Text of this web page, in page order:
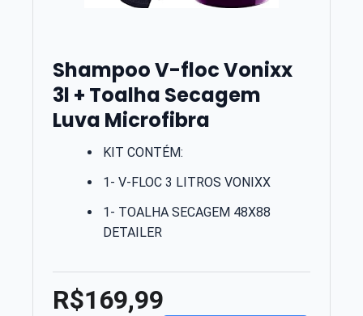
Shampoo V-floc Vonixx
3l + Toalha Secagem
Luva Microfibra
KIT CONTÉM:
1- V-FLOC 3 LITROS VONIXX
1- TOALHA SECAGEM 48X88
DETAILER
R$169,99